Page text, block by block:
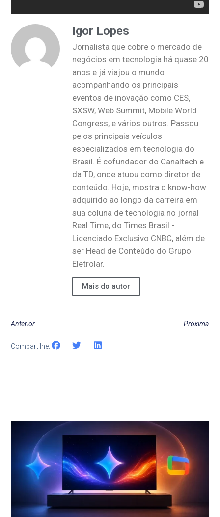
Igor Lopes
Jornalista que cobre o mercado de
negócios em tecnologia há quase 20
anos e já viajou o mundo
acompanhando os principais
eventos de inovação como CES,
SXSW, Web Summit, Mobile World
Congress, e vários outros. Passou
pelos principais veículos
especializados em tecnologia do
Brasil. É cofundador do Canaltech e
da TD, onde atuou como diretor de
conteúdo. Hoje, mostra o know-how
adquirido ao longo da carreira em
sua coluna de tecnologia no jornal
Real Time, do Times Brasil -
Licenciado Exclusivo CNBC, além de
ser Head de Conteúdo do Grupo
Eletrolar.
Mais do autor
Anterior Próxima
Compartilhe:
Últimas Notícias